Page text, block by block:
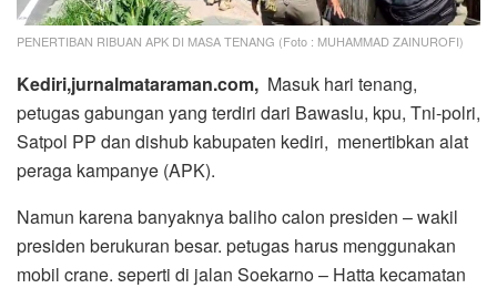
PENERTIBAN RIBUAN APK DI MASA TENANG (Foto : MUHAMMAD ZAINUROFI)
Kediri,jurnalmataraman.com, Masuk hari tenang,
petugas gabungan yang terdiri dari Bawaslu, kpu, Tni-polri,
Satpol PP dan dishub kabupaten kediri, menertibkan alat
peraga kampanye (APK).
Namun karena banyaknya baliho calon presiden – wakil
presiden berukuran besar. petugas harus menggunakan
mobil crane. seperti di jalan Soekarno – Hatta kecamatan